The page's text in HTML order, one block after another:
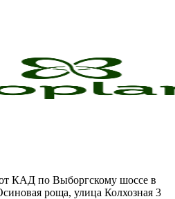
КАД по Выборгскому шоссе в
роща, улица Колхозная 3